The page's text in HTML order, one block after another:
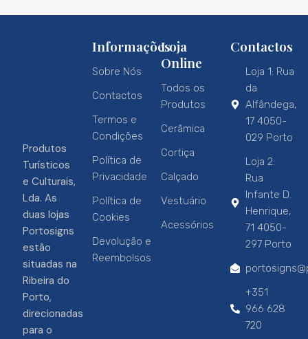
Produtos
Turísticos
e Culturais,
Lda. As
duas lojas
Portosigns
estão
situadas na
Ribeira do
Porto,
direcionadas
para o
Informações
Sobre Nós
Contactos
Termos e
Condições
Política de
Privacidade
Política de
Cookies
Devolução e
Reembolsos
Loja
Online
Todos os
Produtos
Cerâmica
Cortiça
Calçado
Vestuário
Acessórios
Contactos
Loja 1: Rua
da
Alfândega,
17 4050-
029 Porto
Loja 2:
Rua
Infante D.
Henrique,
71 4050-
297 Porto
+351
966 628
720